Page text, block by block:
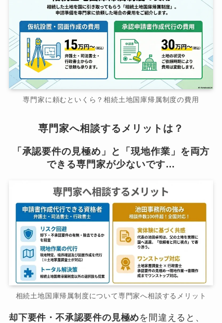
専門家に頼むといくら？相続土地国庫帰属制度の費用
専門家へ相談するメリットは？
「承認要件の見極め」と「現地作業」を両方
できる専門家が少ないです…
相続土地国庫帰属制度について専門家へ相談するメリット
却下要件・不承認要件の見極めを間違えると、